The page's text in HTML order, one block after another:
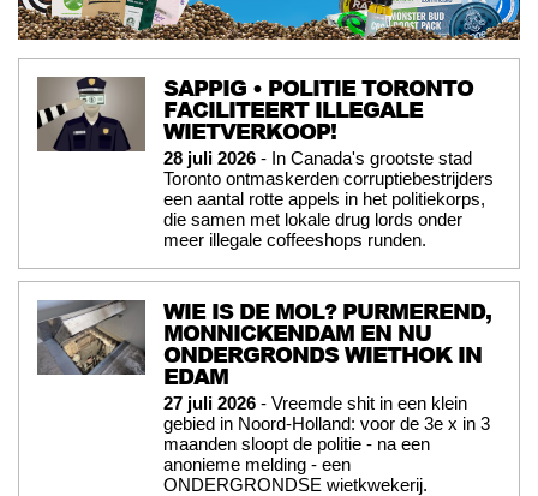
SAPPIG • POLITIE TORONTO
FACILITEERT ILLEGALE
WIETVERKOOP!
28 juli 2026 - In Canada's grootste stad
Toronto ontmaskerden corruptiebestrijders
een aantal rotte appels in het politiekorps,
die samen met lokale drug lords onder
meer illegale coffeeshops runden.
WIE IS DE MOL? PURMEREND,
MONNICKENDAM EN NU
ONDERGRONDS WIETHOK IN
EDAM
27 juli 2026 - Vreemde shit in een klein
gebied in Noord-Holland: voor de 3e x in 3
maanden sloopt de politie - na een
anonieme melding - een
ONDERGRONDSE wietkwekerij.